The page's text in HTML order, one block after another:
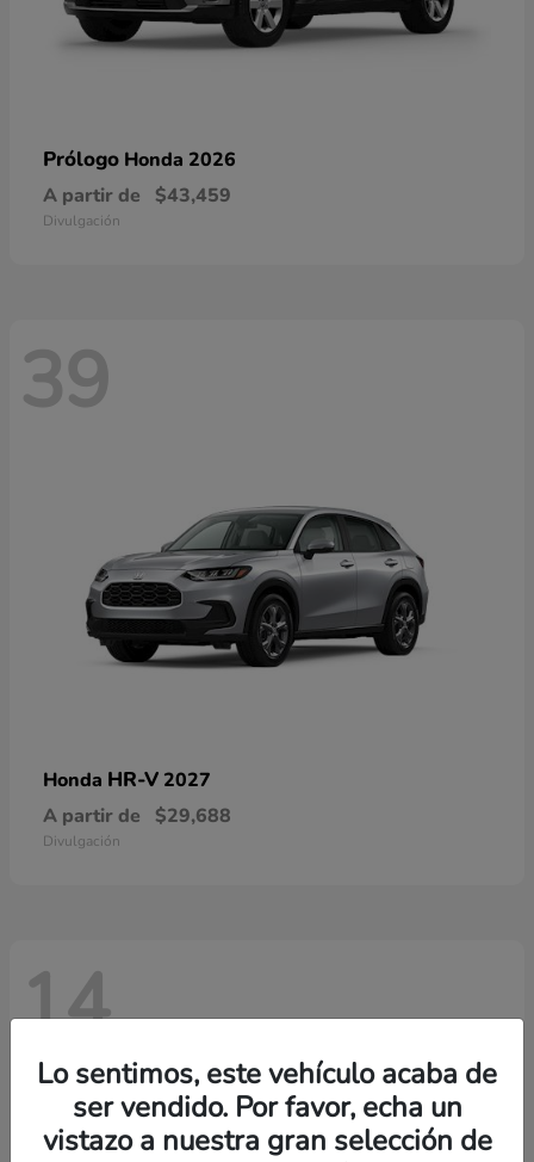
Prólogo Honda 2026
A partir de
$43,459
Divulgación
39
Honda HR-V 2027
A partir de
$29,688
Divulgación
14
Lo sentimos, este vehículo acaba de
ser vendido. Por favor, echa un
vistazo a nuestra gran selección de